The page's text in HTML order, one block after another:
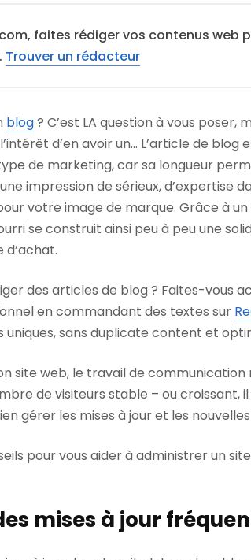
faites rédiger vos contenus web
Trouver un rédacteur
blog? C’est LA question à vous poser,
d’en avoir un… L’article de blog
de marketing, car sa longueur
impression de sérieux, d’expertise
votre image de marque. Grâce à
se construit ainsi peu à peu une
d’achat.
des articles de blog ? Faites-vous
en commandant des textes sur
uniques, sans duplicate content et
site web, le travail de communication
de visiteurs stable – ou croissant,
gérer les mises à jour et les
pour vous aider à administrer un
mises à jour